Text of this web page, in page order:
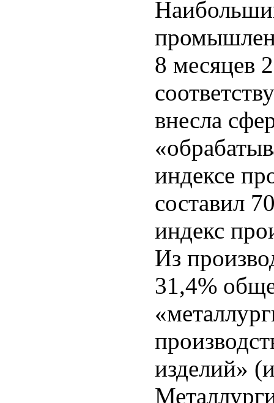
8 месяцев
внесла
индексе
составил
индекс
Из
31,4%
изделий»